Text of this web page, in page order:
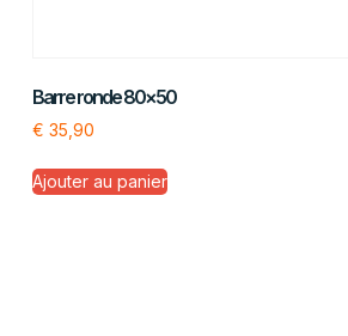
Barre ronde 80×50
€ 35,90
Ajouter au panier